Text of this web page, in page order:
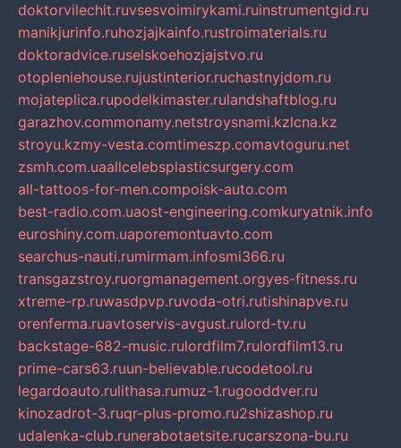
doktorvilechit.ruvsesvoimirykami.ruinstrumentgid.ru
manikjurinfo.ruhozjajkainfo.rustroimaterials.ru
doktoradvice.ruselskoehozjajstvo.ru
otopleniehouse.rujustinterior.ruchastnyjdom.ru
mojateplica.rupodelkimaster.rulandshaftblog.ru
garazhov.commonamy.netstroysnami.kzlcna.kz
stroyu.kzmy-vesta.comtimeszp.comavtoguru.net
zsmh.com.uaallcelebsplasticsurgery.com
all-tattoos-for-men.compoisk-auto.com
best-radio.com.uaost-engineering.comkuryatnik.info
euroshiny.com.uaporemontuavto.com
searchus-nauti.rumirmam.infosmi366.ru
transgazstroy.ruorgmanagement.orgyes-fitness.ru
xtreme-rp.ruwasdpvp.ruvoda-otri.rutishinapve.ru
orenferma.ruavtoservis-avgust.rulord-tv.ru
backstage-682-music.rulordfilm7.rulordfilm13.ru
prime-cars63.ruun-believable.rucodetool.ru
legardoauto.rulithasa.rumuz-1.rugooddver.ru
kinozadrot-3.ruqr-plus-promo.ru2shizashop.ru
udalenka-club.runerabotaetsite.rucarszona-bu.ru